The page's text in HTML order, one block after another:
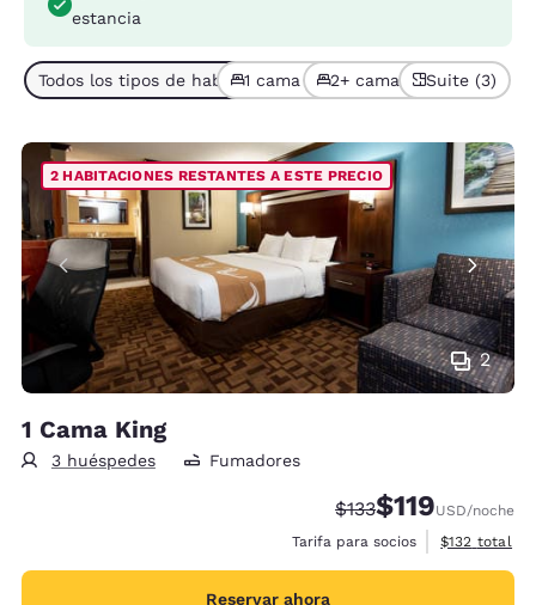
estancia
Todos los tipos de habitación (8)
1 cama (4)2+ camas (4)Suite (3)
2
2 HABITACIONES RESTANTES A ESTE PRECIO
1 Cama King
3 huéspedes Fumadores
Precio tachado:
$133Precio con
$119USD/noche
Tarifa para socios
Ver detalles
$132 total
Reservar ahora